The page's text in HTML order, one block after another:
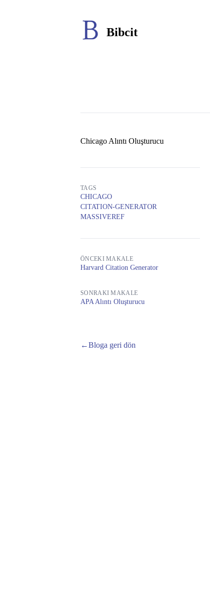
Bibcit
Yazarlar
Chicago Alıntı Oluşturucu
TAGS
CHICAGO
CITATION-GENERATOR
MASSIVEREF
ÖNCEKI MAKALE
Harvard Citation Generator
SONRAKI MAKALE
APA Alıntı Oluşturucu
←Bloga geri dön